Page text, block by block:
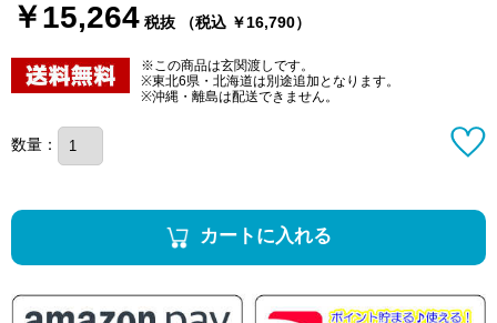
￥15,264 税抜 （税込 ￥16,790）
※この商品は玄関渡しです。
※東北6県・北海道は別途追加となります。
※沖縄・離島は配送できません。
数量：
カートに入れる